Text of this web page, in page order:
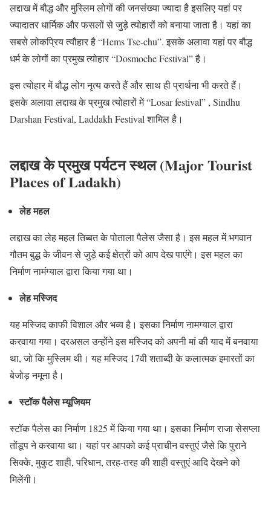
लद्दाख में बौद्ध और मुस्लिम लोगों की जनसंख्या ज्यादा है इसलिए यहां पर
ज्यादातर धार्मिक और फसलों से जुड़े त्योहारों को बनाया जाता है। यहां का
सबसे लोकप्रिय त्यौहार है “Hems Tse-chu”. इसके अलावा यहां पर बौद्ध
धर्म के लोगों का प्रमुख त्योहार “Dosmoche Festival” है।
इस त्योहार में बौद्ध लोग नृत्य करते हैं और साथ ही प्रार्थना भी करते हैं।
इसके अलावा लद्दाख के प्रमुख त्योहारों में “Losar festival” , Sindhu
Darshan Festival, Laddakh Festival शामिल है।
लद्दाख के प्रमुख पर्यटन स्थल (Major Tourist
Places of Ladakh)
लेह महल
लद्दाख का लेह महल तिब्बत के पोताला पैलेस जैसा है। इस महल में भगवान
गौतम बुद्ध के जीवन से जुड़े कई क्षेत्रों को आप देख पाएंगे। इस महल का
निर्माण नामंग्याल द्वारा किया गया था।
लेह मस्जिद
यह मस्जिद काफी विशाल और भव्य है। इसका निर्माण नामग्याल द्वारा
करवाया गया। दरअसल उन्होंने इस मस्जिद को अपनी मां की याद में बनवाया
था, जो कि मुस्लिम थी। यह मस्जिद 17वी शताब्दी के कलात्मक इमारतों का
बेजोड़ नमूना है।
स्टॉक पैलेस म्यूजियम
स्टॉक पैलेस का निर्माण 1825 में किया गया था। इसका निर्माण राजा सेसप्ला
तोंडूप ने करवाया था। यहां पर आपको कई प्राचीन वस्तुएं जैसे कि पुराने
सिक्के, मुकुट शाही, परिधान, तरह-तरह की शाही वस्तुएं आदि देखने को
मिलेंगी।